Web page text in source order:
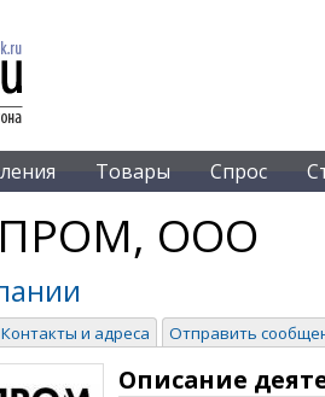
Товары Спрос
ООО
Контакты и адреса Отправить
Описание